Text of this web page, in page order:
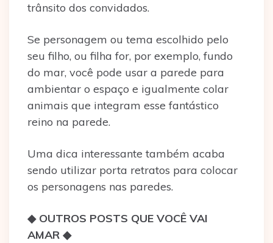
trânsito dos convidados.
Se personagem ou tema escolhido pelo
seu filho, ou filha for, por exemplo, fundo
do mar, você pode usar a parede para
ambientar o espaço e igualmente colar
animais que integram esse fantástico
reino na parede.
Uma dica interessante também acaba
sendo utilizar porta retratos para colocar
os personagens nas paredes.
◆ OUTROS POSTS QUE VOCÊ VAI
AMAR ◆